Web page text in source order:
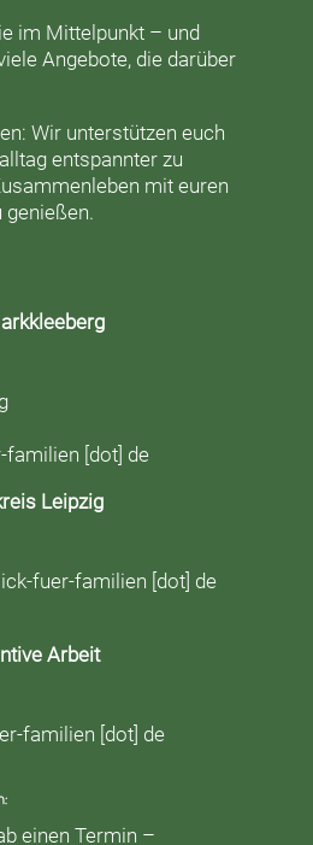
im Mittelpunkt – und
Angebote, die darüber
Wir unterstützen euch
entspannter zu
mit euren
genießen.
[dot] de
Leipzig
fuer-familien [dot] de
Arbeit
familien [dot] de
einen Termin –